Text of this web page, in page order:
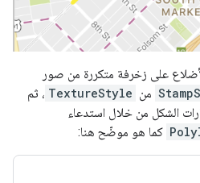
على زخرفة متكررة من صور
من TextureStyle ، ثم
من خلال استدعاء
كما هو موضّح هنا: